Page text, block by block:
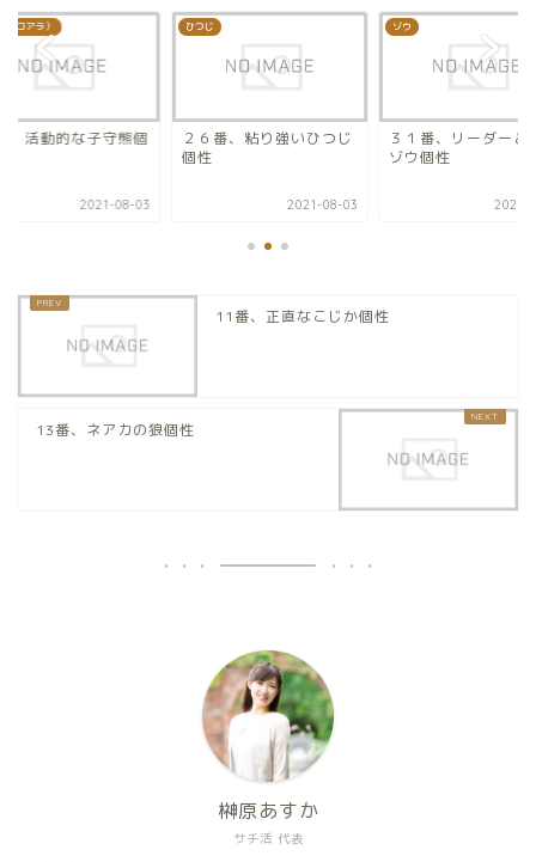
（コアラ）
、活動的な子守熊個
2021-08-03
ひつじ
２６番、粘り強いひつじ
個性
2021-08-03
ゾウ
３１番、リーダーと
ゾウ個性
2021-
11番、正直なこじか個性
13番、ネアカの狼個性
サチ活 代表
榊原あすか